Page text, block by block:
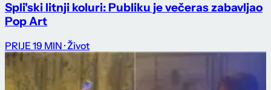
Spli'ski litnji koluri: Publiku je večeras zabavljao
Pop Art
PRIJE 19 MIN · Život